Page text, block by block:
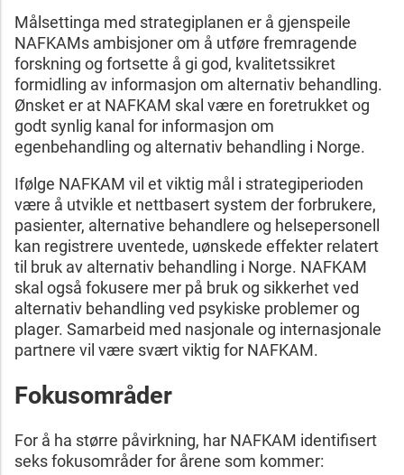
Målsettinga med strategiplanen er å gjenspeile
NAFKAMs ambisjoner om å utføre fremragende
forskning og fortsette å gi god, kvalitetssikret
formidling av informasjon om alternativ behandling.
Ønsket er at NAFKAM skal være en foretrukket og
godt synlig kanal for informasjon om
egenbehandling og alternativ behandling i Norge.
Ifølge NAFKAM vil et viktig mål i strategiperioden
være å utvikle et nettbasert system der forbrukere,
pasienter, alternative behandlere og helsepersonell
kan registrere uventede, uønskede effekter relatert
til bruk av alternativ behandling i Norge. NAFKAM
skal også fokusere mer på bruk og sikkerhet ved
alternativ behandling ved psykiske problemer og
plager. Samarbeid med nasjonale og internasjonale
partnere vil være svært viktig for NAFKAM.
Fokusområder
For å ha større påvirkning, har NAFKAM identifisert
seks fokusområder for årene som kommer: